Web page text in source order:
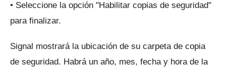
• Seleccione la opción "Habilitar copias de seguridad"
para finalizar.
Signal mostrará la ubicación de su carpeta de copia
de seguridad. Habrá un año, mes, fecha y hora de la